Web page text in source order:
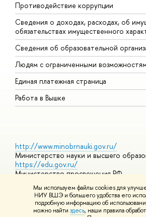
Мы используем файлы cookies для
НИУ ВШЭ и большего удобства его
подробную информацию об
можно найти здесь, наши правила
Противодействие коррупции
Сведения о доходах, расходах, об
обязательствах имущественного
Сведения об образовательной
Людям с ограниченными
Единая платежная страница
Работа в Вышке
http://www.minobrnauki.gov.ru/
Министерство науки и высшего
https://edu.gov.ru/
Министерство просвещения РФ
https://elearning.hse.ru/mooc
Массовые открытые онлайн-курсы